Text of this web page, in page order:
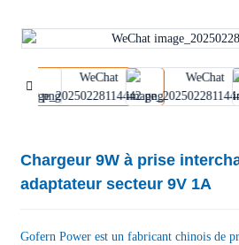
Chargeur 9W à prise
adaptateur secteur 9V 1A
Gofern Power est un fabricant chinois de